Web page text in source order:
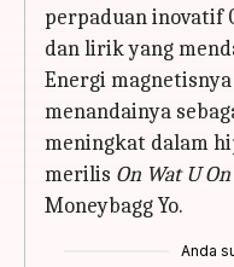
perpaduan inovatif
dan lirik yang
Energi
menandainya
meningkat dalam
merilis On Wat U On
Moneybagg Yo.
Anda